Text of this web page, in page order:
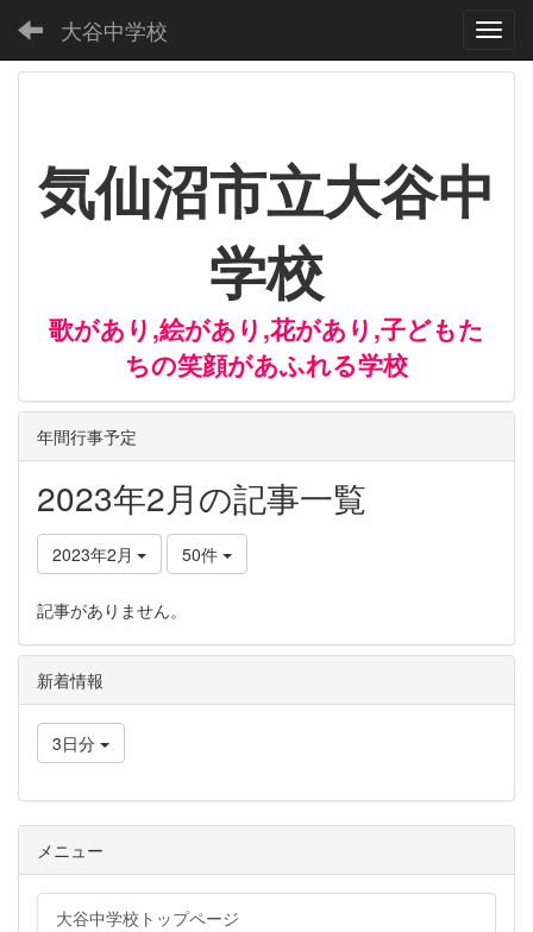
大谷中学校
気仙沼市立大谷中
学校
歌があり,絵があり,花があり,子どもた
ちの笑顔があふれる学校
年間行事予定
2023年2月の記事一覧
2023年2月 50件
記事がありません。
新着情報
3日分
メニュー
大谷中学校トップページ